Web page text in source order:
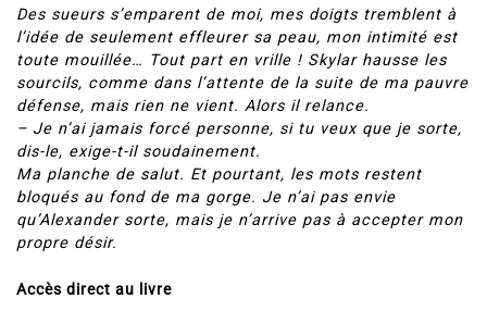
Des sueurs s’emparent de moi, mes doigts tremblent à
l’idée de seulement effleurer sa peau, mon intimité est
toute mouillée… Tout part en vrille ! Skylar hausse les
sourcils, comme dans l’attente de la suite de ma pauvre
défense, mais rien ne vient. Alors il relance.
– Je n’ai jamais forcé personne, si tu veux que je sorte,
dis-le, exige-t-il soudainement.
Ma planche de salut. Et pourtant, les mots restent
bloqués au fond de ma gorge. Je n’ai pas envie
qu’Alexander sorte, mais je n’arrive pas à accepter mon
propre désir.
Accès direct au livre